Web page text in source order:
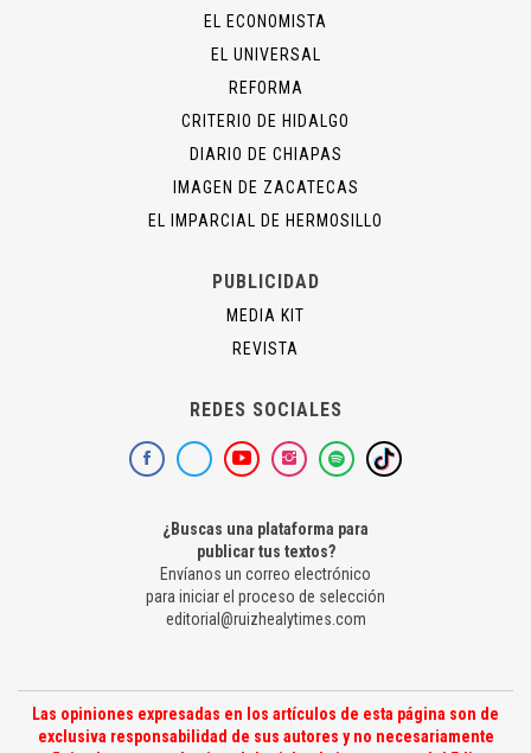
EL ECONOMISTA
EL UNIVERSAL
REFORMA
CRITERIO DE HIDALGO
DIARIO DE CHIAPAS
IMAGEN DE ZACATECAS
EL IMPARCIAL DE HERMOSILLO
PUBLICIDAD
MEDIA KIT
REVISTA
REDES SOCIALES
¿Buscas una plataforma para
publicar tus textos?
Envíanos un correo electrónico
para iniciar el proceso de selección
editorial@ruizhealytimes.com
Las opiniones expresadas en los artículos de esta página son de
exclusiva responsabilidad de sus autores y no necesariamente